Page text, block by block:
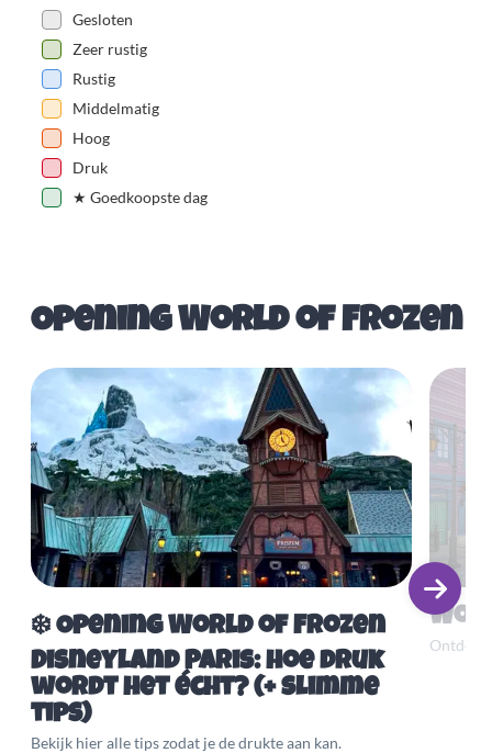
Gesloten
Zeer rustig
Rustig
Middelmatig
Hoog
Druk
★ Goedkoopste dag
Opening World of Frozen
❄️ Opening World of Frozen
Disneyland Paris: hoe druk
wordt het écht? (+ slimme
tips)
Bekijk hier alle tips zodat je de drukte aan kan.
Ontdek